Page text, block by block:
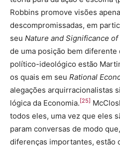
Robbins promove visões
descompromissadas, em
seu Nature and Significance
de uma posição bem
político-ideológico estão
os quais em seu Rational
alegações arquirracionalistas
lógica da Economia. [25]
todos eles, uma vez que eles
param conversas de modo
diferenças importantes, estão